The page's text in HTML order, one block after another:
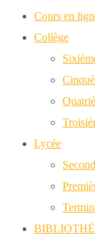
Cours en
Collège
Lycée